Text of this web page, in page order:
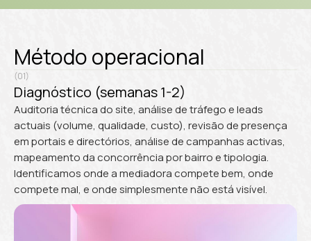
Método operacional
(01)
Diagnóstico (semanas 1-2)
Auditoria técnica do site, análise de tráfego e leads
actuais (volume, qualidade, custo), revisão de presença
em portais e directórios, análise de campanhas activas,
mapeamento da concorrência por bairro e tipologia.
Identificamos onde a mediadora compete bem, onde
compete mal, e onde simplesmente não está visível.